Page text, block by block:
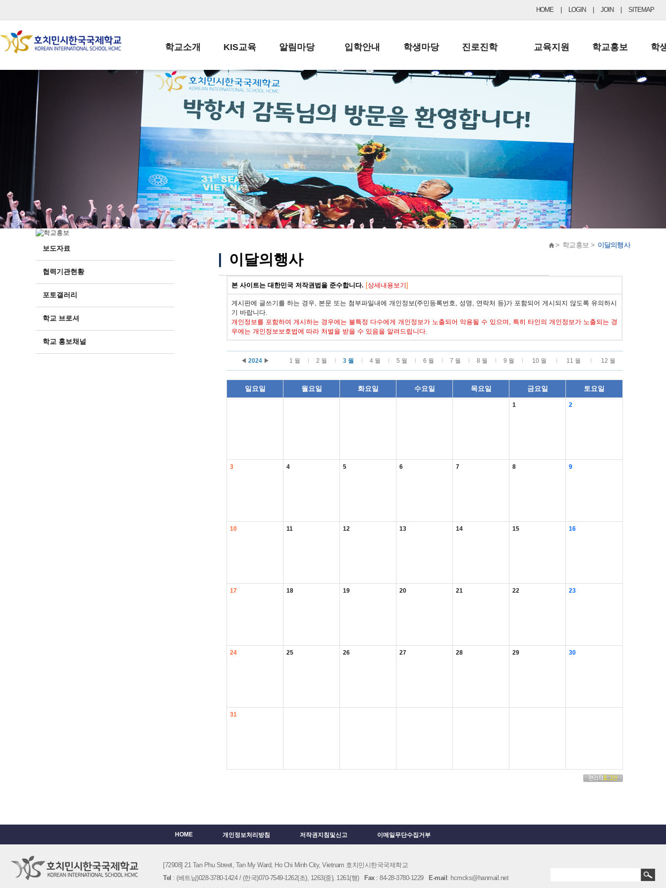
HOME LOGIN JOIN SITEMAP
학교소개
학교장인사말
학교상징
학교연혁
교직원현황
학생현황
위치/전화
전경사진
KIS교육
교육목표
학사일정
일과시간표
성과평가자료
알림마당
공지사항
납부금 안내
스쿨버스 운행 안내
급식안내
서식자료실
학부모방
정기고사 기출문제
입학안내
전-편입 서류양식
입학금/수업료
교복구입안내
학생마당
학생생활규정
학교신문
자율진로동아리
유초등 소식지
진로진학
공지사항 및 입시자료
드림레터
교육지원
행정실
학교운영위원회
학교건축기금
학교홍보
보도자료
학
보도자료
협력기관현황
포토갤러리
학교 브로셔
학교 홍보채널
> 학교홍보 > 이달의행사
이달의행사
본 사이트는 대한민국 저작권법을 준수합니다. [상세내용보기]
게시판에 글쓰기를 하는 경우, 본문 또는 첨부파일내에 개인정보(주민등록번호, 성명, 연락처 등)가 포함되어 게시되지 않도록 유의하시
기 바랍니다.
개인정보를 포함하여 게시하는 경우에는 불특정 다수에게 개인정보가 노출되어 악용될 수 있으며, 특히 타인의 개인정보가 노출되는 경
우에는 개인정보보호법에 따라 처벌을 받을 수 있음을 알려드립니다.
◀ 2024 ▶ 1 월 2 월 3 월 4 월 5 월 6 월 7 월 8 월 9 월 10 월 11 월 12 월
일요일 월요일 화요일 수요일 목요일 금요일 토요일
1 2
3 4 5 6 7 8 9
10 11 12 13 14 15 16
17 18 19 20 21 22 23
24 25 26 27 28 29 30
31
HOME 개인정보처리방침 저작권지침및신고 이메일무단수집거부
[72908] 21 Tan Phu Street, Tan My Ward, Ho Chi Minh City, Vietnam 호치민시한국국제학교
Tel : (베트남)028-3780-1424 / (한국)070-7549-1262(초), 1263(중), 1261(행) Fax: 84-28-3780-1229 E-mail : hcmcks@hanmail.net